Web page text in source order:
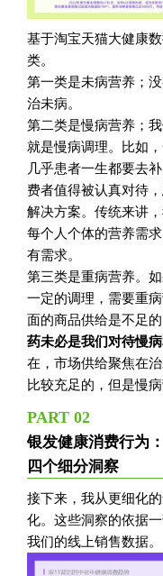
基于淘宝天猫大健康
类。
第一类是未病营养；
治未病。
第二类是慢病营养；
就是慢病调理。比如
几乎患者一生都要去
费者值得被认真对待
解决方案。传统来讲
每个人个体的营养需
有需求。
第三类是重病营养。
一定的调理，需要重
面的商品供给是不足
药未必是我们对待慢
在，市场供给聚焦在
比较充足的，但是慢
PART 02
银发健康消费行为：
四个细分洞察
接下来，我从更细化
化。这些洞察的依据
我们的线上销售数据。